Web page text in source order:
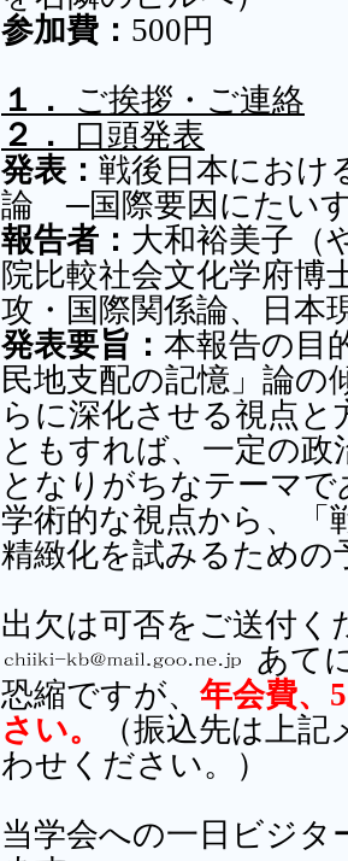
参加費： 500円
１． ご挨拶・ご連絡
２．
口頭発表
発表： 戦後日本におけ
論 ─国際要因にたい
報告者： 大和裕美子（
院比較社会文化学府博
攻・国際関係論、日本
発表要旨： 本報告の目
民地支配の記憶」論の
らに深化させる視点
ともすれば、一定の
となりがちなテーマ
学術的な視点から、「
精緻化を試みるための
出欠は可否をご送付く
あて
恐縮ですが、 年会費、
さい。
（振込先は上
わせください。）
当学会への一日ビジタ